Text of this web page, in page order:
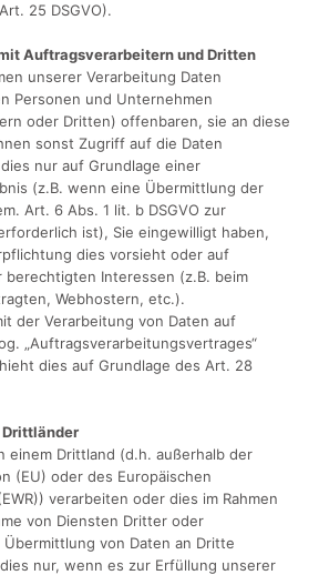
25 DSGVO).
Auftragsverarbeitern und Dritten
unserer Verarbeitung Daten
Personen und Unternehmen
oder Dritten) offenbaren, sie an diese
sonst Zugriff auf die Daten
nur auf Grundlage einer
(z.B. wenn eine Übermittlung der
Art. 6 Abs. 1 lit. b DSGVO zur
ist), Sie eingewilligt haben,
dies vorsieht oder auf
berechtigten Interessen (z.B. beim
Webhostern, etc.).
der Verarbeitung von Daten auf
„Auftragsverarbeitungsvertrages“
dies auf Grundlage des Art. 28
einem Drittland (d.h. außerhalb der
(EU) oder des Europäischen
verarbeiten oder dies im Rahmen
von Diensten Dritter oder
von Daten an Dritte
nur, wenn es zur Erfüllung unserer